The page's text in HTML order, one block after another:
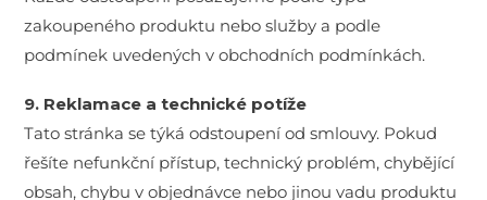
zakoupeného produktu nebo služby a podle
podmínek uvedených v obchodních podmínkách.
9. Reklamace a technické potíže
Tato stránka se týká odstoupení od smlouvy. Pokud
řešíte nefunkční přístup, technický problém, chybějící
obsah, chybu v objednávce nebo jinou vadu produktu